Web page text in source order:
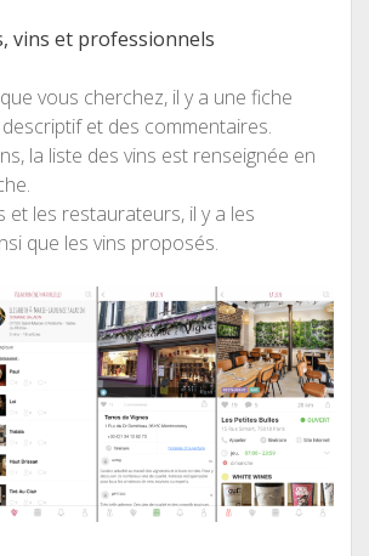
vins et professionnels
vous cherchez, il y a une fiche
et des commentaires.
la liste des vins est renseignée en
et les restaurateurs, il y a les
que les vins proposés.